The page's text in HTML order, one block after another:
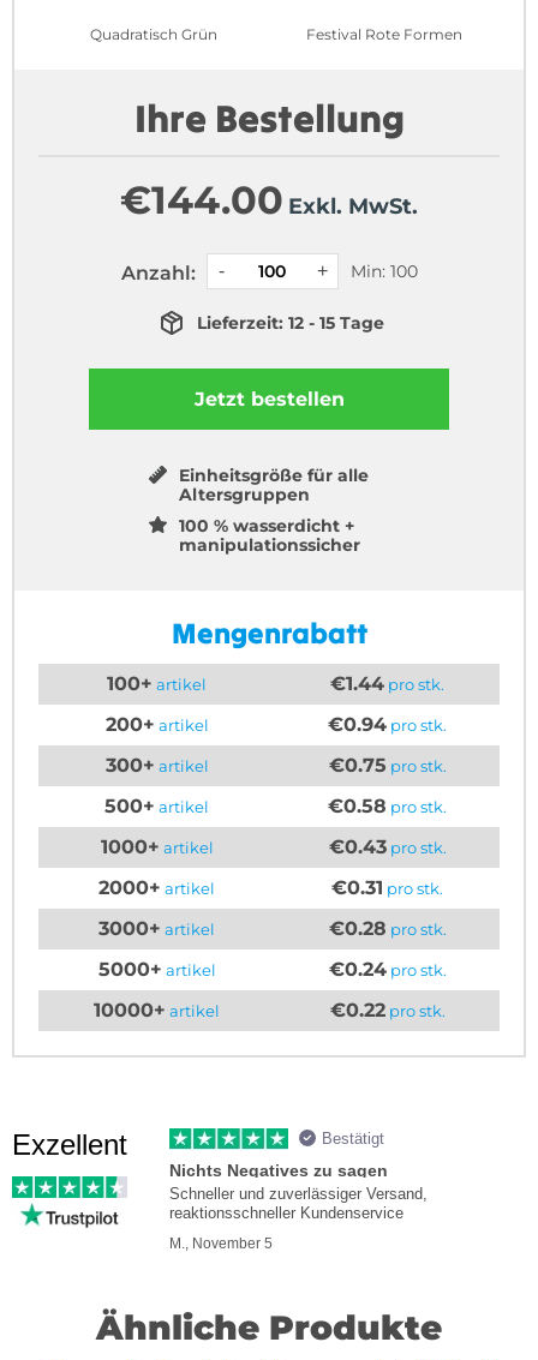
Quadratisch Grün Festival Rote Formen
Ihre Bestellung
€144.00 Exkl. MwSt.
Anzahl: Min: 100
Lieferzeit: 12 - 15 Tage
Jetzt bestellen
Einheitsgröße für alle
Altersgruppen
100 % wasserdicht +
manipulationssicher
Mengenrabatt
100+ artikel €1.44 pro stk.
200+ artikel €0.94 pro stk.
300+ artikel €0.75 pro stk.
500+ artikel €0.58 pro stk.
1000+ artikel €0.43pro stk.
2000+ artikel €0.31 pro stk.
3000+ artikel €0.28 pro stk.
5000+ artikel €0.24pro stk.
10000+ artikel €0.22pro stk.
Exzellent Bestätigt
Nichts Negatives zu sagen
Schneller und zuverlässiger Versand,
reaktionsschneller Kundenservice
M., November 5
Ähnliche Produkte